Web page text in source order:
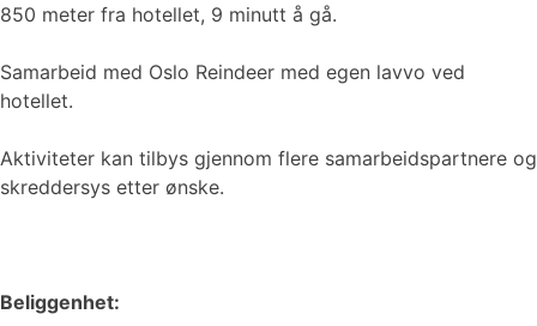
850 meter fra hotellet, 9 minutt å gå.
Samarbeid med Oslo Reindeer med egen lavvo ved
hotellet.
Aktiviteter kan tilbys gjennom flere samarbeidspartnere og
skreddersys etter ønske.
Beliggenhet: